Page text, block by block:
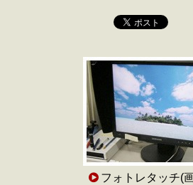
フォトレタッチ(